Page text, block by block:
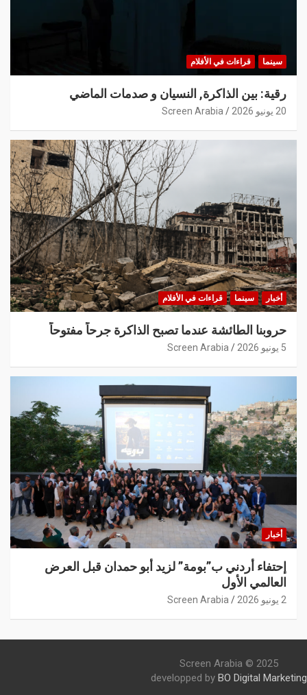
سينما قراءات في الأفلام
رقية: بين الذاكرة, النسيان و صدمات الماضي
20 يونيو 2026 Screen Arabia
أخبار سينما قراءات في الأفلام
حروبنا الطائشة عندما تصبح الذاكرة جرحاً مفتوحاً
5 يونيو 2026 Screen Arabia
أخبار
إحتفاء أردني ب”بومة” لزيد أبو حمدان قبل العرض
العالمي الأول
2 يونيو 2026 Screen Arabia
Screen Arabia © 2025
developped by BO Digital Marketing